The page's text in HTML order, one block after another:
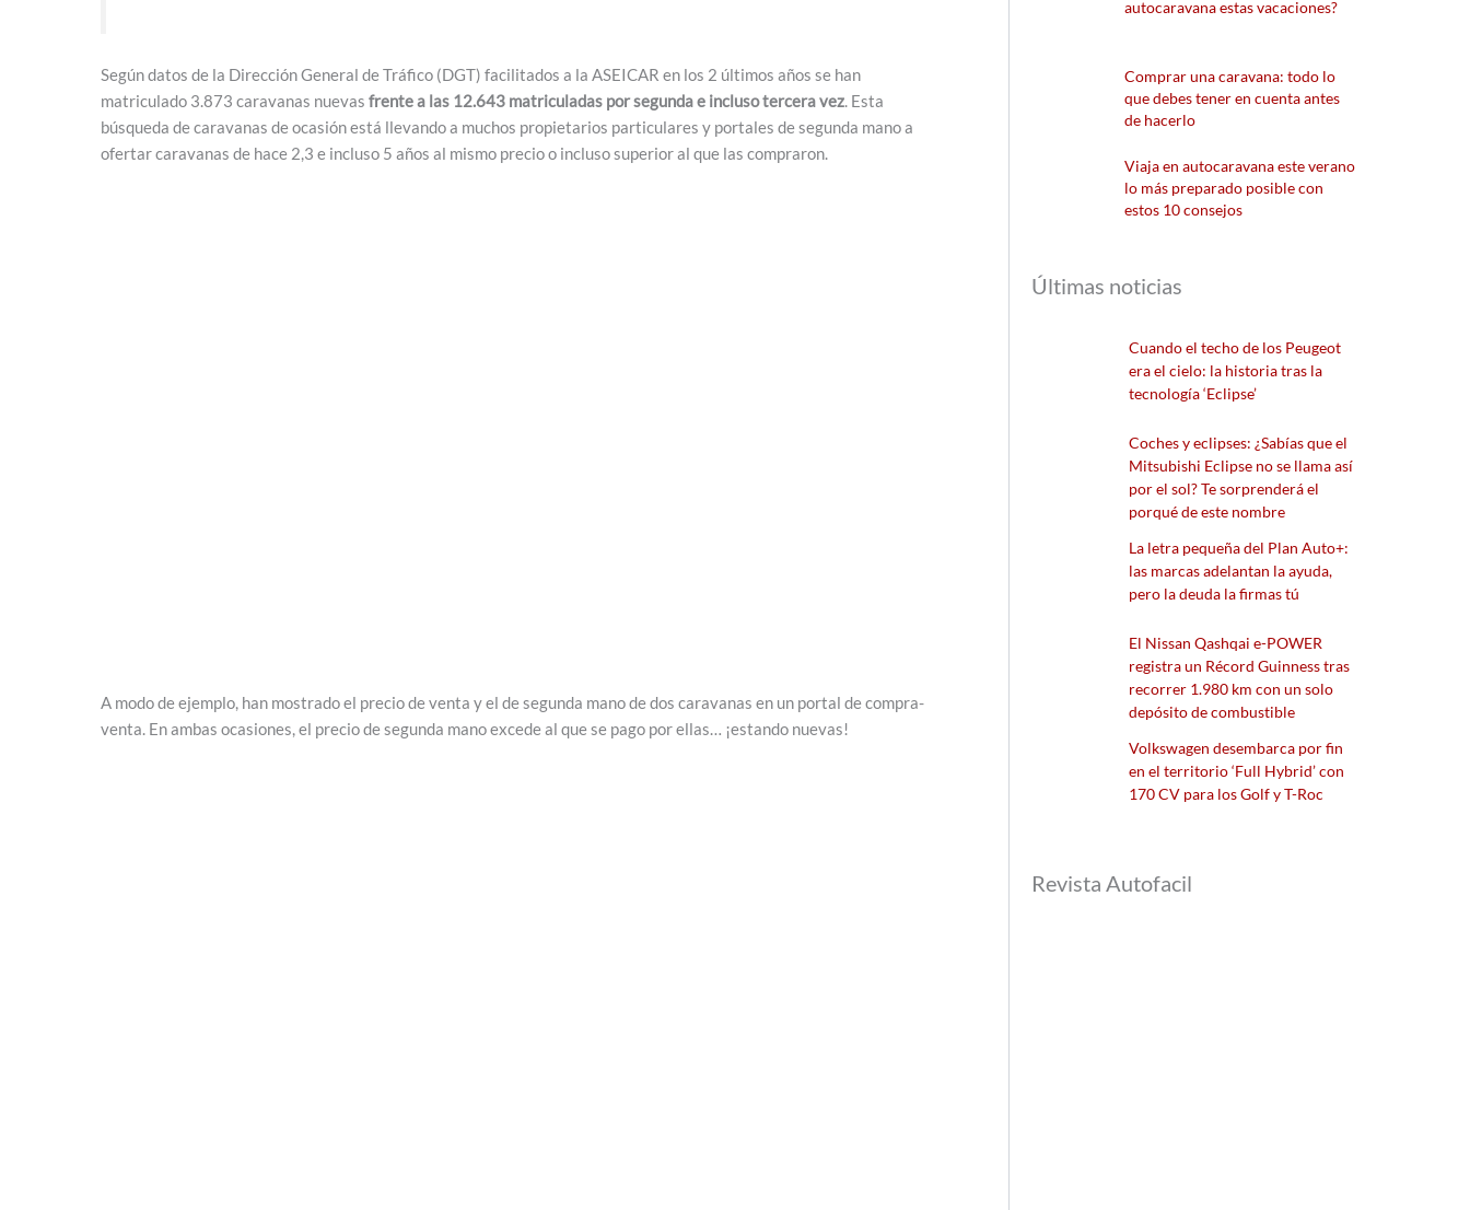
Según datos de la Dirección General de Tráfico (DGT) facilitados a la ASEICAR en los 2 últimos años se han
matriculado 3.873 caravanas nuevas frente a las 12.643 matriculadas por segunda e incluso tercera vez. Esta
búsqueda de caravanas de ocasión está llevando a muchos propietarios particulares y portales de segunda mano a
ofertar caravanas de hace 2,3 e incluso 5 años al mismo precio o incluso superior al que las compraron.
A modo de ejemplo, han mostrado el precio de venta y el de segunda mano de dos caravanas en un portal de compra-
venta. En ambas ocasiones, el precio de segunda mano excede al que se pago por ellas… ¡estando nuevas!
autocaravana estas vacaciones?
Comprar una caravana: todo lo
que debes tener en cuenta antes
de hacerlo
Viaja en autocaravana este verano
lo más preparado posible con
estos 10 consejos
Últimas noticias
Cuando el techo de los Peugeot
era el cielo: la historia tras la
tecnología ‘Eclipse’
Coches y eclipses: ¿Sabías que el
Mitsubishi Eclipse no se llama así
por el sol? Te sorprenderá el
porqué de este nombre
La letra pequeña del Plan Auto+:
las marcas adelantan la ayuda,
pero la deuda la firmas tú
El Nissan Qashqai e-POWER
registra un Récord Guinness tras
recorrer 1.980 km con un solo
depósito de combustible
Volkswagen desembarca por fin
en el territorio ‘Full Hybrid’ con
170 CV para los Golf y T-Roc
Revista Autofacil